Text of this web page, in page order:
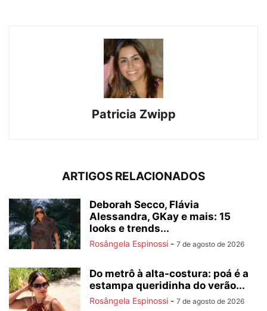
Patricia Zwipp
ARTIGOS RELACIONADOS
Deborah Secco, Flávia
Alessandra, GKay e mais: 15
looks e trends...
Rosângela Espinossi - 7 de agosto de 2026
Do metrô à alta-costura: poá é a
estampa queridinha do verão...
Rosângela Espinossi - 7 de agosto de 2026